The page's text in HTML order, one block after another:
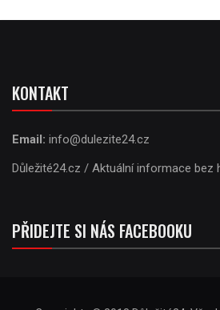
KONTAKT
Email: info@dulezite24.cz
Důležité24.cz / Aktuální informace bez
PŘIDEJTE SI NÁS FACEBOOKU